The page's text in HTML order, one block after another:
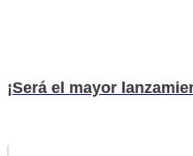
¡Será el mayor